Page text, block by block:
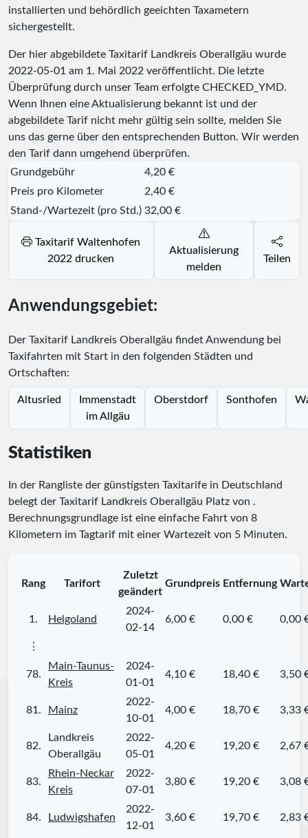
installierten und behördlich geeichten Taxametern
sichergestellt.
Der hier abgebildete Taxitarif Landkreis Oberallgäu wurde
2022-05-01 am 1. Mai 2022 veröffentlicht. Die letzte
Überprüfung durch unser Team erfolgte CHECKED_YMD.
Wenn Ihnen eine Aktualisierung bekannt ist und der
abgebildete Tarif nicht mehr gültig sein sollte, melden Sie
uns das gerne über den entsprechenden Button. Wir werden
den Tarif dann umgehend überprüfen.
Grundgebühr
4,20 €
Preis pro Kilometer
2,40 €
Stand-/Wartezeit (pro Std.) 32,00 €
Taxitarif Waltenhofen
2022 drucken
Aktualisierung
melden
Teilen
Anwendungsgebiet:
Der Taxitarif Landkreis Oberallgäu findet Anwendung bei
Taxifahrten mit Start in den folgenden Städten und
Ortschaften:
Altusried
Immenstadt
im Allgäu
Oberstdorf Sonthofen
Statistiken
In der Rangliste der günstigsten Taxitarife in Deutschland
belegt der Taxitarif Landkreis Oberallgäu Platz von .
Berechnungsgrundlage ist eine einfache Fahrt von 8
Kilometern im Tagtarif mit einer Wartezeit von 5 Minuten.
Rang Tarifort
Zuletzt
geändert
Grundpreis Entfernung
1. Helgoland
2024-
02-14
6,00 € 0,00 € 0,00
⋮
78.
Main-Taunus-
Kreis
2024-
01-01
4,10 € 18,40 € 3,50
81. Mainz
2022-
10-01
4,00 € 18,70 € 3,33
82.
Landkreis
Oberallgäu
2022-
05-01
4,20 € 19,20 € 2,67
83.
Rhein-Neckar
Kreis
2022-
07-01
3,80 € 19,20 € 3,08
84. Ludwigshafen
2022-
12-01
3,60 € 19,70 € 2,83